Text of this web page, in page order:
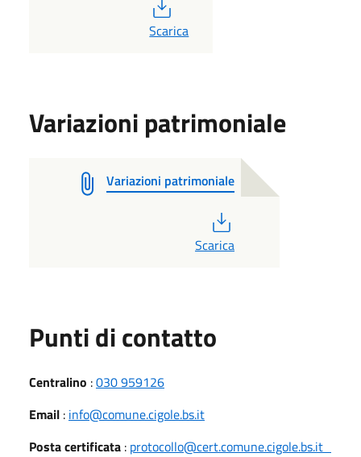
PDF
Scarica
Variazioni patrimoniale
Variazioni patrimoniale
Scarica
Punti di contatto
Centralino :030 959126
Email : info@comune.cigole.bs.it
Posta certificata : protocollo@cert.comune.cigole.bs.it